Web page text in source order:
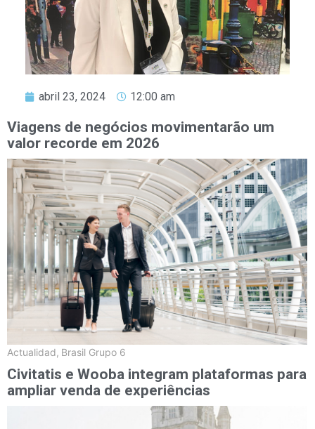
abril 23, 2024 12:00 am
Viagens de negócios movimentarão um
valor recorde em 2026
Actualidad, Brasil Grupo 6
Civitatis e Wooba integram plataformas para
ampliar venda de experiências